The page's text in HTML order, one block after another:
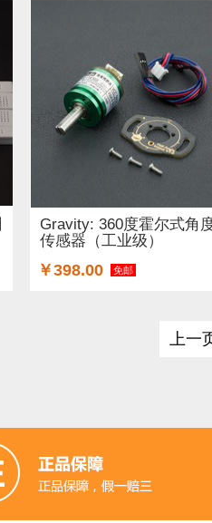
Gravity: 360度霍尔式角
传感器（工业级）
￥398.00 免邮
上一